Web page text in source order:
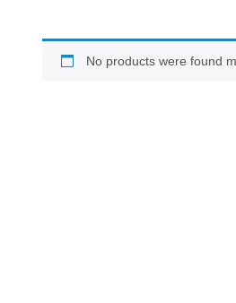
No products were found